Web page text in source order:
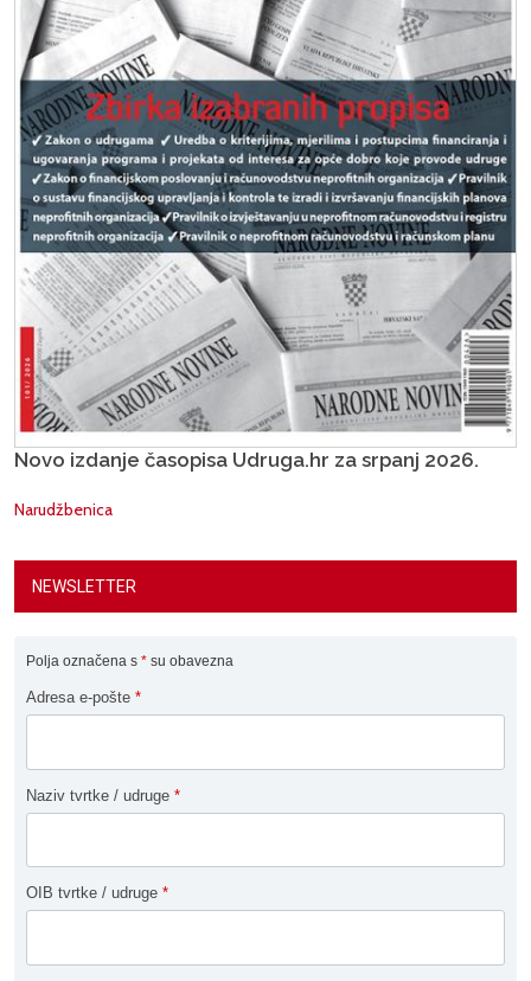
Novo izdanje časopisa Udruga.hr za srpanj 2026.
Narudžbenica
NEWSLETTER
Polja označena s * su obavezna
Adresa e-pošte *
Naziv tvrtke / udruge *
OIB tvrtke / udruge *